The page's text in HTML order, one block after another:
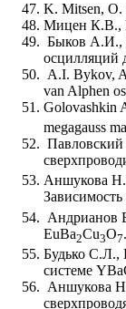
K. Mitsen, O.
Мицен К.В.,
Быков А.И.,
осцилляций
A.I. Bykov,
van Alphen
Golovashkin
megagauss
Аншукова
Андрианов
EuBa2Cu3O7
Будько С.Л.,
системе
Аншукова